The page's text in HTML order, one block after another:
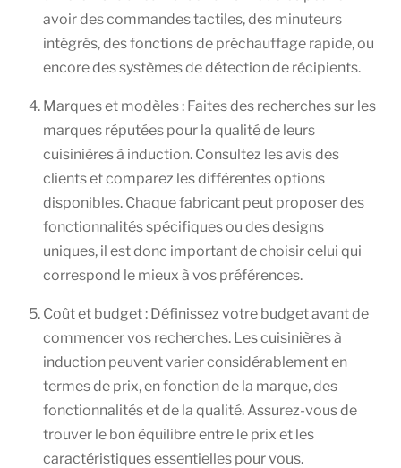
avoir des commandes tactiles, des minuteurs
intégrés, des fonctions de préchauffage rapide, ou
encore des systèmes de détection de récipients.
Marques et modèles : Faites des recherches sur les
marques réputées pour la qualité de leurs
cuisinières à induction. Consultez les avis des
clients et comparez les différentes options
disponibles. Chaque fabricant peut proposer des
fonctionnalités spécifiques ou des designs
uniques, il est donc important de choisir celui qui
correspond le mieux à vos préférences.
Coût et budget : Définissez votre budget avant de
commencer vos recherches. Les cuisinières à
induction peuvent varier considérablement en
termes de prix, en fonction de la marque, des
fonctionnalités et de la qualité. Assurez-vous de
trouver le bon équilibre entre le prix et les
caractéristiques essentielles pour vous.